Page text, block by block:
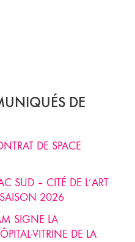
DE
DE SPACE
SUD – CITÉ DE L’ART
2026
SIGNE LA
VITRINE DE LA